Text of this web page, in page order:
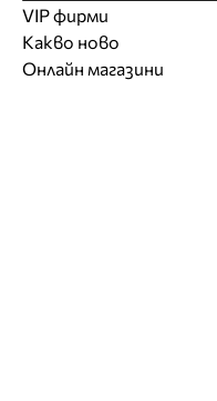
Бански костюми
Модни дизайнери
Бутици
Обувки
Други аксесоари
Солариуми
Фитнес и здраве
Работа на ишлеме
CAD/CAM услуги
Модели
Образователни
Модни списания
Сватбени агенции
Магазини за дрехи
Магазини за обувки
Магазини за aксесоари
VIP фирми
Какво ново
Онлайн магазини